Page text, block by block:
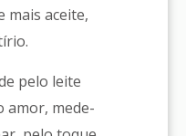
mais aceite,
pelo leite
amor, mede-